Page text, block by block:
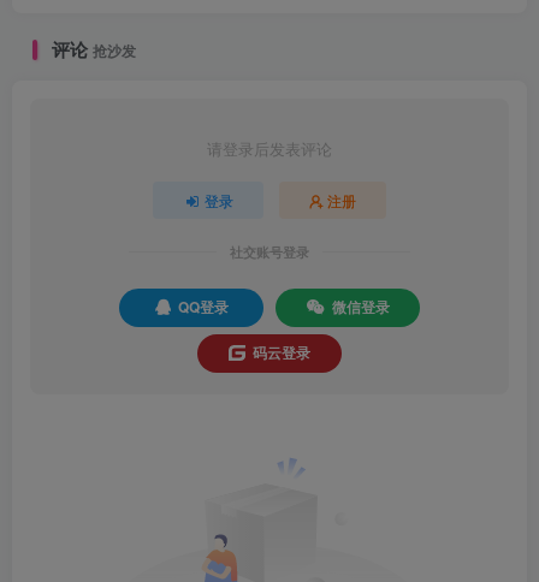
评论 抢沙发
请登录后发表评论
登录 注册
社交账号登录
QQ登录 微信登录
码云登录